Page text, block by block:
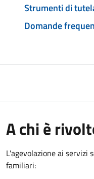
Strumenti di
Domande
A chi è
L'agevolazione ai servizi
familiari: